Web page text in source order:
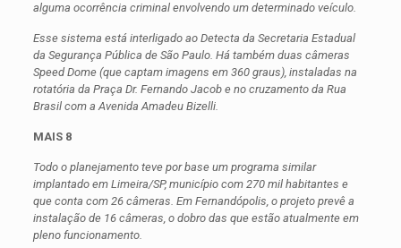
alguma ocorrência criminal envolvendo um determinado veículo.
Esse sistema está interligado ao Detecta da Secretaria Estadual
da Segurança Pública de São Paulo. Há também duas câmeras
Speed Dome (que captam imagens em 360 graus), instaladas na
rotatória da Praça Dr. Fernando Jacob e no cruzamento da Rua
Brasil com a Avenida Amadeu Bizelli.
MAIS 8
Todo o planejamento teve por base um programa similar
implantado em Limeira/SP, município com 270 mil habitantes e
que conta com 26 câmeras. Em Fernandópolis, o projeto prevê a
instalação de 16 câmeras, o dobro das que estão atualmente em
pleno funcionamento.